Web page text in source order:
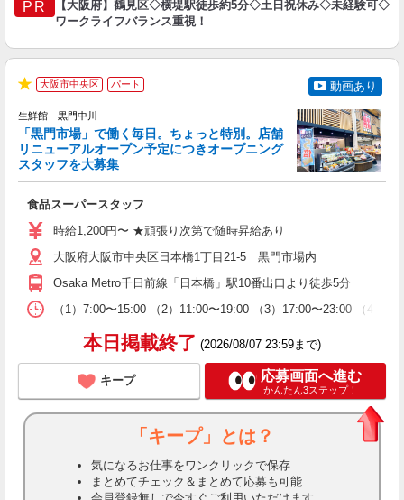
PR
【大阪府】鶴見区◇横堤駅徒歩約5分◇土日祝休み◇未経験可◇
ワークライフバランス重視！
大阪市中央区 パート 動画あり
生鮮館 黒門中川
「黒門市場」で働く毎日。ちょっと特別。店舗
リニューアルオープン予定につきオープニング
スタッフを大募集
食品スーパースタッフ
時給1,200円〜 ★頑張り次第で随時昇給あり
大阪府大阪市中央区日本橋1丁目21-5 黒門市場内
Osaka Metro千日前線「日本橋」駅10番出口より徒歩5分
（1）7:00〜15:00 （2）11:00〜19:00 （3）17:00〜23:00 （4
本日掲載終了 (2026/08/07 23:59まで)
キープ 応募画面へ進む
かんたん3ステップ！
「キープ」とは？
気になるお仕事をワンクリックで保存
まとめてチェック＆まとめて応募も可能